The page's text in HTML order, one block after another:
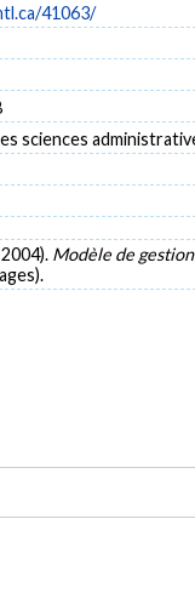
41063/
sciences
Modèle de